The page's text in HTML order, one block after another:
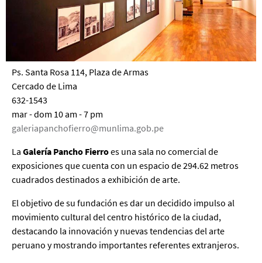
Ps. Santa Rosa 114, Plaza de Armas
Cercado de Lima
632-1543
mar - dom 10 am - 7 pm
galeriapanchofierro@munlima.gob.pe
La Galería Pancho Fierroes una sala no comercial de
exposiciones que cuenta con un espacio de 294.62 metros
cuadrados destinados a exhibición de arte.
El objetivo de su fundación es dar un decidido impulso al
movimiento cultural del centro histórico de la ciudad,
destacando la innovación y nuevas tendencias del arte
peruano y mostrando importantes referentes extranjeros.